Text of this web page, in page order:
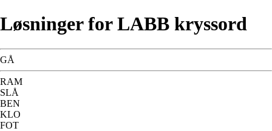
Løsninger for LABB kryssord
GÅ
RAM
SLÅ
BEN
KLO
FOT